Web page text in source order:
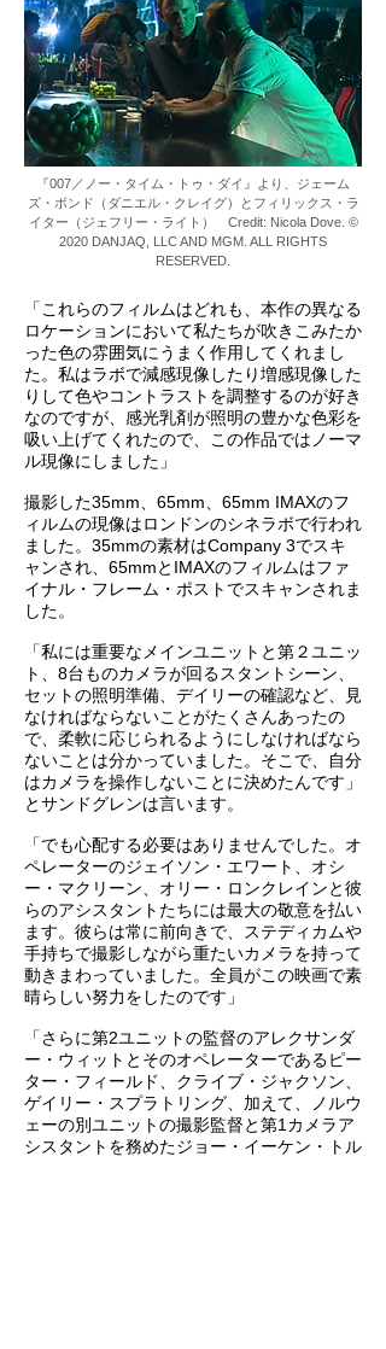
『007／ノー・タイム・トゥ・ダイ』より、ジェーム
ズ・ボンド（ダニエル・クレイグ）とフィリックス・ラ
イター（ジェフリー・ライト） Credit: Nicola Dove. ©
2020 DANJAQ, LLC AND MGM. ALL RIGHTS
RESERVED.
「これらのフィルムはどれも、本作の異なる
ロケーションにおいて私たちが吹きこみたか
った色の雰囲気にうまく作用してくれまし
た。私はラボで減感現像したり増感現像した
りして色やコントラストを調整するのが好き
なのですが、感光乳剤が照明の豊かな色彩を
吸い上げてくれたので、この作品ではノーマ
ル現像にしました」
撮影した35mm、65mm、65mm IMAXのフ
ィルムの現像はロンドンのシネラボで行われ
ました。35mmの素材はCompany 3でスキ
ャンされ、65mmとIMAXのフィルムはファ
イナル・フレーム・ポストでスキャンされま
した。
「私には重要なメインユニットと第２ユニッ
ト、8台ものカメラが回るスタントシーン、
セットの照明準備、デイリーの確認など、見
なければならないことがたくさんあったの
で、柔軟に応じられるようにしなければなら
ないことは分かっていました。そこで、自分
はカメラを操作しないことに決めたんです」
とサンドグレンは言います。
「でも心配する必要はありませんでした。オ
ペレーターのジェイソン・エワート、オシ
ー・マクリーン、オリー・ロンクレインと彼
らのアシスタントたちには最大の敬意を払い
ます。彼らは常に前向きで、ステディカムや
手持ちで撮影しながら重たいカメラを持って
動きまわっていました。全員がこの映画で素
晴らしい努力をしたのです」
「さらに第2ユニットの監督のアレクサンダ
ー・ウィットとそのオペレーターであるピー
ター・フィールド、クライブ・ジャクソン、
ゲイリー・スプラトリング、加えて、ノルウ
ェーの別ユニットの撮影監督と第1カメラア
シスタントを務めたジョー・イーケン・トル